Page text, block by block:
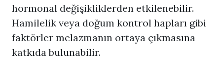
hormonal değişikliklerden etkilenebilir.
Hamilelik veya doğum kontrol hapları gibi
faktörler melazmanın ortaya çıkmasına
katkıda bulunabilir.